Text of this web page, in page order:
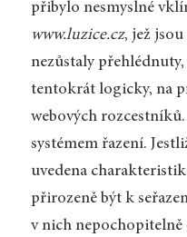
přibylo nesmyslné
www.luzice.cz, jež
nezůstaly
tentokrát logicky, na
webových
systémem řazení.
uvedena
přirozeně být k
v nich nepochopitelně